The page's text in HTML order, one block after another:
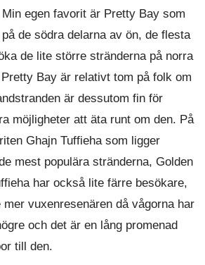
egen favorit är Pretty Bay som
de södra delarna av ön, de flesta
de lite större stränderna på norra
Bay är relativt tom på folk om
är dessutom fin för
möjligheter att äta runt om den. På
Ghajn Tuffieha som ligger
mest populära stränderna, Golden
har också lite färre besökare,
vuxenresenären då vågorna har
och det är en lång promenad
till den.